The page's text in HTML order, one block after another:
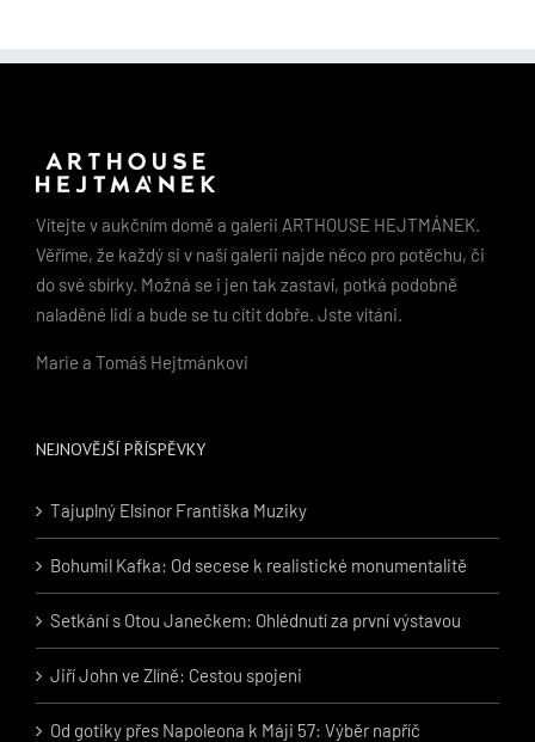
Vítejte v aukčním domě a galerii ARTHOUSE HEJTMÁNEK.
Věříme, že každý si v naší galerii najde něco pro potěchu, či
do své sbírky. Možná se i jen tak zastaví, potká podobně
naladěné lidi a bude se tu cítit dobře. Jste vítáni.
Marie a Tomáš Hejtmánkovi
NEJNOVĚJŠÍ PŘÍSPĚVKY
Tajuplný Elsinor Františka Muziky
Bohumil Kafka: Od secese k realistické monumentalitě
Setkání s Otou Janečkem: Ohlédnutí za první výstavou
Jiří John ve Zlíně: Cestou spojeni
Od gotiky přes Napoleona k Máji 57: Výběr napříč